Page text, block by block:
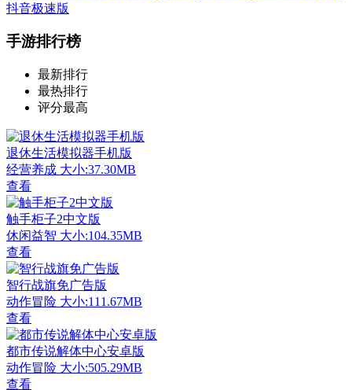
抖音极速版
手游排行榜
最新排行
最热排行
评分最高
退休生活模拟器手机版
经营养成 大小:37.30MB
查看
触手柜子2中文版
休闲益智 大小:104.35MB
查看
智行战旗免广告版
动作冒险 大小:111.67MB
查看
都市传说解体中心安卓版
动作冒险 大小:505.29MB
查看